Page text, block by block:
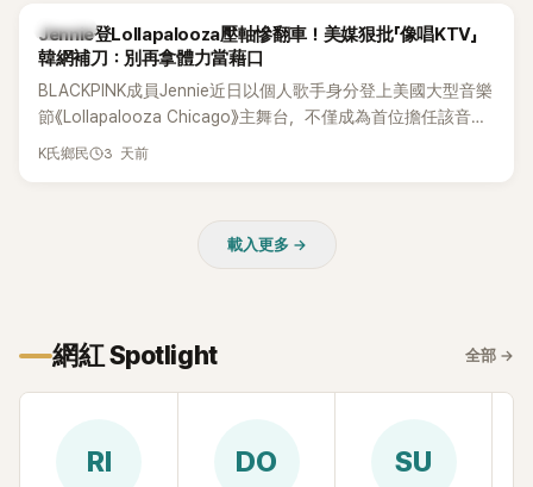
K-POP
Jennie登Lollapalooza壓軸慘翻車！美媒狠批「像唱KTV」
韓網補刀：別再拿體力當藉口
BLACKPINK成員Jennie近日以個人歌手身分登上美國大型音樂
節《Lollapalooza Chicago》主舞台，不僅成為首位擔任該音樂
節Headliner（壓軸主秀）的K-POP女SOLO歌手，寫下全新紀
K氏鄉民 3 天前
載入更多 →
網紅 Spotlight 全部 →
RI DO SU